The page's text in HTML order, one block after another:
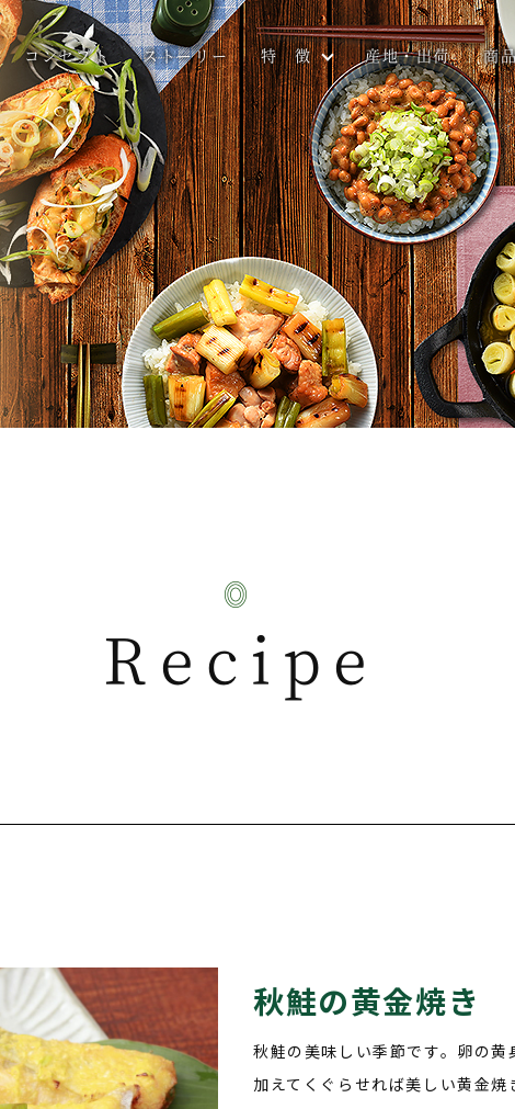
コンセプト ストーリー 特 徴 産地・出荷 商
Recipe
秋鮭の黄金焼き
秋鮭の美味しい季節です。卵の
加えてくぐらせれば美しい黄金焼